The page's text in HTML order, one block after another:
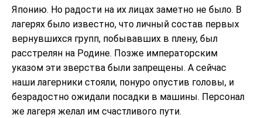
Японию. Но радости на их лицах заметно не было. В
лагерях было известно, что личный состав первых
вернувшихся групп, побывавших в плену, был
расстрелян на Родине. Позже императорским
указом эти зверства были запрещены. А сейчас
наши лагерники стояли, понуро опустив головы, и
безрадостно ожидали посадки в машины. Персонал
же лагеря желал им счастливого пути.